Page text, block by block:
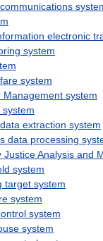
electronic
system
system
system
extraction system
data processing
Justice Analysis and
system
target system
system
system
system